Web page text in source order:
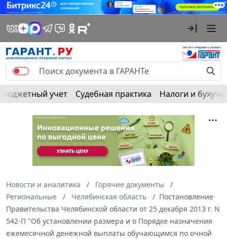
Бюджетный учет Судебная практика Налоги и
Новости и аналитика
Горячие документы
Региональные
Челябинская область
Постановление
Правительства Челябинской области от 25 декабря 2013 г. N
542-П "Об установлении размера и о Порядке назначения
ежемесячной денежной выплаты обучающимся по очной